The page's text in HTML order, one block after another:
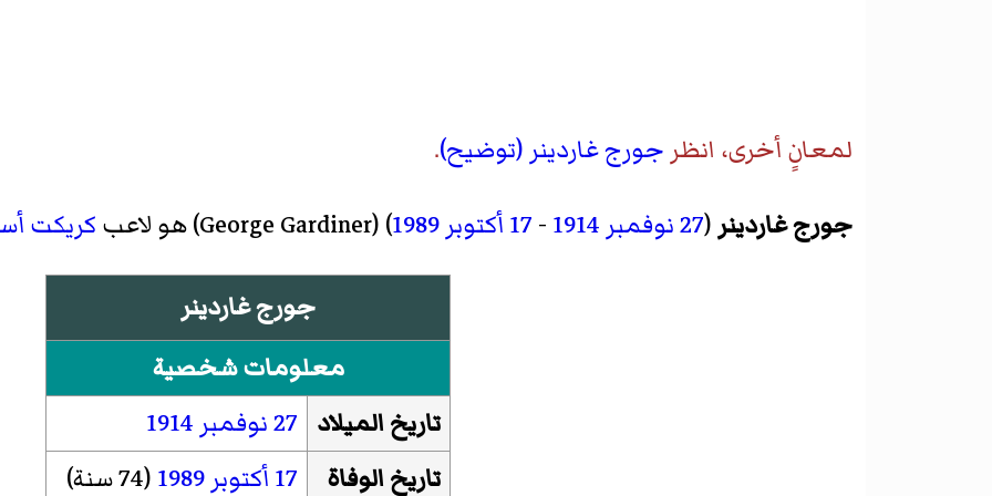
لمعانٍ أخرى، انظر جورج غاردينر (توضيح).
جورج غاردينر (27 نوفمبر 1914
- 17 أكتوبر 1989
) (
George Gardiner)‏ هو لاعب كريكت
جورج غاردينر
معلومات شخصية
تاريخ الميلاد 27 نوفمبر
1914
تاريخ الوفاة
17 أكتوبر 1989 (74 سنة)